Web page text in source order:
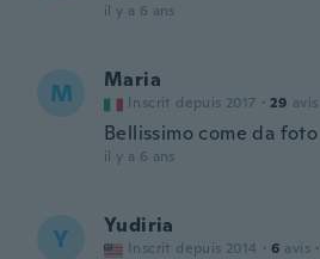
il y a 6 ans
M Maria
Inscrit depuis 2017 · 29 avis
Bellissimo come da foto
il y a 6 ans
Y Yudiria
Inscrit depuis 2014 · 6 avis ·